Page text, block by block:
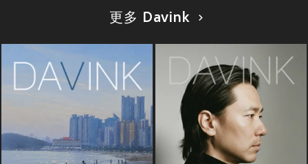
更多 Davink